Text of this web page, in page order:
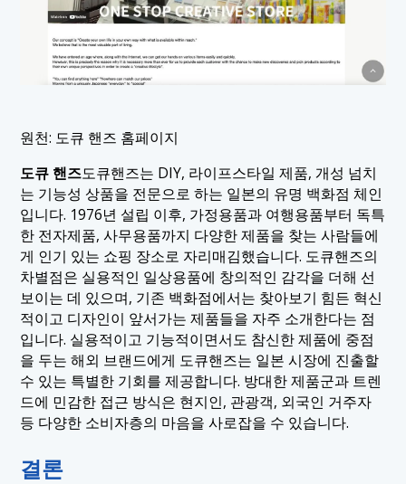
원천: 도큐 핸즈 홈페이지
도큐 핸즈도큐핸즈는 DIY, 라이프스타일 제품, 개성 넘치
는 기능성 상품을 전문으로 하는 일본의 유명 백화점 체인
입니다. 1976년 설립 이후, 가정용품과 여행용품부터 독특
한 전자제품, 사무용품까지 다양한 제품을 찾는 사람들에
게 인기 있는 쇼핑 장소로 자리매김했습니다. 도큐핸즈의
차별점은 실용적인 일상용품에 창의적인 감각을 더해 선
보이는 데 있으며, 기존 백화점에서는 찾아보기 힘든 혁신
적이고 디자인이 앞서가는 제품들을 자주 소개한다는 점
입니다. 실용적이고 기능적이면서도 참신한 제품에 중점
을 두는 해외 브랜드에게 도큐핸즈는 일본 시장에 진출할
수 있는 특별한 기회를 제공합니다. 방대한 제품군과 트렌
드에 민감한 접근 방식은 현지인, 관광객, 외국인 거주자
등 다양한 소비자층의 마음을 사로잡을 수 있습니다.
결론